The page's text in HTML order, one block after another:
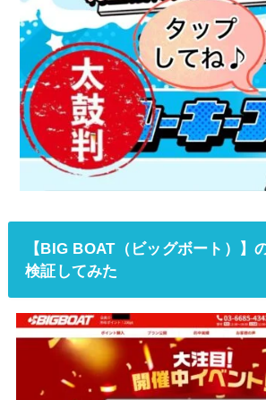
【BIG BOAT（ビッグボート）】
検証してみた